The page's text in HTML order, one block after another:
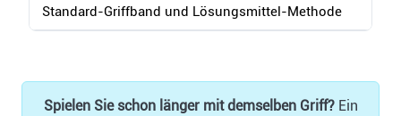
Standard-Griffband und Lösungsmittel-Methode
Spielen Sie schon länger mit demselben Griff? Ein